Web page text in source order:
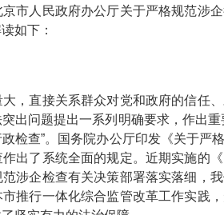
人民政府办公厅关于严格规范涉企
如下：
直接关系群众对党和政府的信任、
出问题提出一系列明确要求，作出
检查”。国务院办公厅印发《关于严
出了系统全面的规定。近期实施的
涉企检查有关决策部署落实落细，
推行一体化综合监管改革工作实践